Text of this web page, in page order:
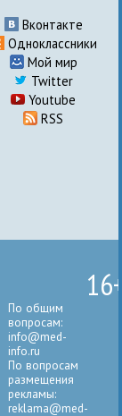
Вконтакте
Одноклассники
Мой мир
Twitter
Youtube
RSS
По общим
вопросам:
info@med-
info.ru
По вопросам
размещения
рекламы:
reklama@med-